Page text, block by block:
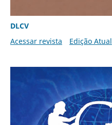
DLCV
Acessar revista
Edição Atual